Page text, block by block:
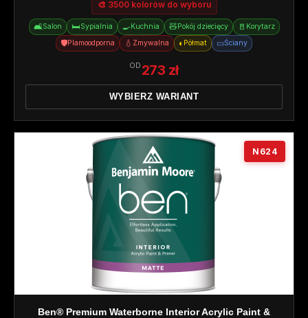
🎨 3500 kolorów do wyboru
🛋️Salon 🛏️Sypialnia 🍳Kuchnia 🧸Pokój dziecięcy 🚪 Korytarz
🛡️Plamoodporna 💧 Zmywalna ◐ Półmat ▭Ściany
OD 273 zł
WYBIERZ WARIANT
N624
Ben® Premium Waterborne Interior Acrylic Paint &